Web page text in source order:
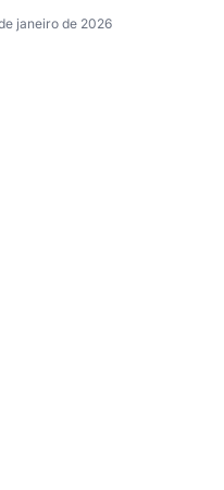
janeiro de 2026